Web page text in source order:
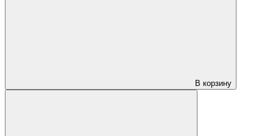
В корзину